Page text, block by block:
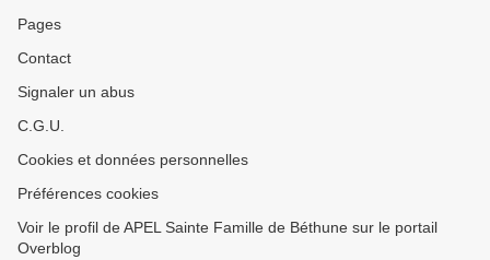
Pages
Contact
Signaler un abus
C.G.U.
Cookies et données personnelles
Préférences cookies
Voir le profil de APEL Sainte Famille de Béthune sur le portail
Overblog